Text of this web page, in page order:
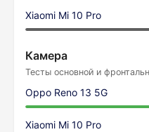
Xiaomi Mi 10 Pro
Камера
Тесты основной и
Oppo Reno 13 5G
Xiaomi Mi 10 Pro